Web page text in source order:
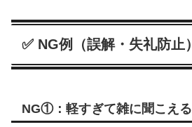
✅ NG例（誤解・失礼防止）
NG①：軽すぎて雑に聞こえる